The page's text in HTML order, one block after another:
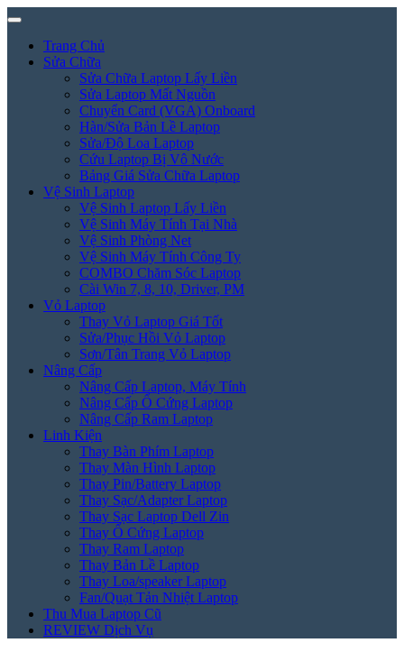
Trang Chủ
Sửa Chữa
Sửa Chữa Laptop Lấy Liền
Sửa Laptop Mất Nguồn
Chuyển Card (VGA) Onboard
Hàn/Sửa Bản Lề Laptop
Sửa/Độ Loa Laptop
Cứu Laptop Bị Vô Nước
Bảng Giá Sửa Chữa Laptop
Vệ Sinh Laptop
Vệ Sinh Laptop Lấy Liền
Vệ Sinh Máy Tính Tại Nhà
Vệ Sinh Phòng Net
Vệ Sinh Máy Tính Công Ty
COMBO Chăm Sóc Laptop
Cài Win 7, 8, 10, Driver, PM
Vỏ Laptop
Thay Vỏ Laptop Giá Tốt
Sửa/Phục Hồi Vỏ Laptop
Sơn/Tân Trang Vỏ Laptop
Nâng Cấp
Nâng Cấp Laptop, Máy Tính
Nâng Cấp Ổ Cứng Laptop
Nâng Cấp Ram Laptop
Linh Kiện
Thay Bàn Phím Laptop
Thay Màn Hình Laptop
Thay Pin/Battery Laptop
Thay Sạc/Adapter Laptop
Thay Sạc Laptop Dell Zin
Thay Ổ Cứng Laptop
Thay Ram Laptop
Thay Bản Lề Laptop
Thay Loa/speaker Laptop
Fan/Quạt Tản Nhiệt Laptop
Thu Mua Laptop Cũ
REVIEW Dịch Vụ